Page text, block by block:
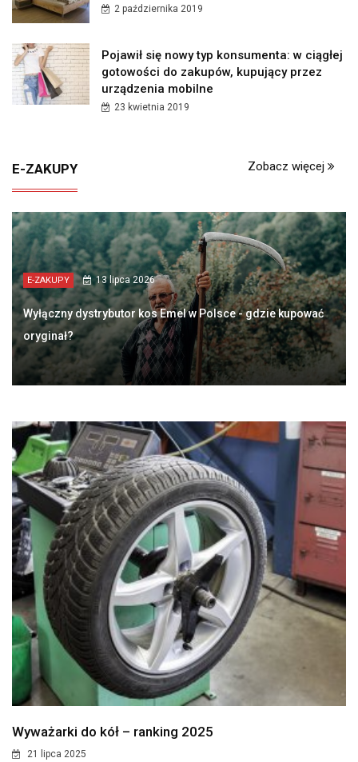
2 października 2019
Pojawił się nowy typ konsumenta: w ciągłej
gotowości do zakupów, kupujący przez
urządzenia mobilne
23 kwietnia 2019
E-ZAKUPY Zobacz więcej
E-ZAKUPY 13 lipca 2026
Wyłączny dystrybutor kos Emel w Polsce - gdzie kupować
oryginał?
Wyważarki do kół – ranking 2025
21 lipca 2025